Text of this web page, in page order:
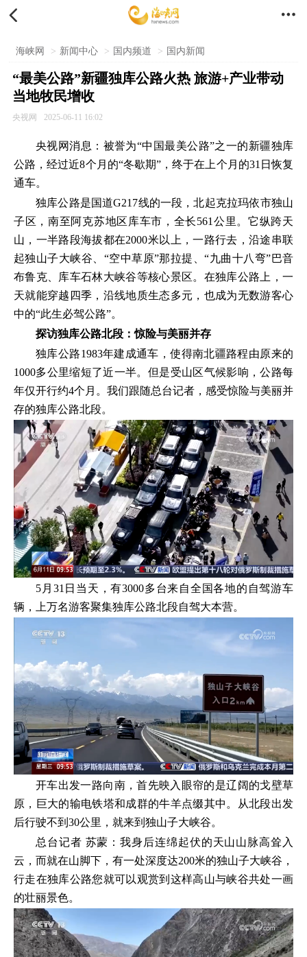
 
海峡网 > 新闻中心 > 国内频道 > 国内新闻
“最美公路”新疆独库公路火热 旅游+产业带动
当地牧民增收
央视网 2025-06-11 16:02
央视网消息：被誉为“中国最美公路”之一的新疆独库
公路，经过近8个月的“冬歇期”，终于在上个月的31日恢复
通车。
独库公路是国道G217线的一段，北起克拉玛依市独山
子区，南至阿克苏地区库车市，全长561公里。它纵跨天
山，一半路段海拔都在2000米以上，一路行去，沿途串联
起独山子大峡谷、“空中草原”那拉提、“九曲十八弯”巴音
布鲁克、库车石林大峡谷等核心景区。在独库公路上，一
天就能穿越四季，沿线地质生态多元，也成为无数游客心
中的“此生必驾公路”。
探访独库公路北段：惊险与美丽并存
独库公路1983年建成通车，使得南北疆路程由原来的
1000多公里缩短了近一半。但是受山区气候影响，公路每
年仅开行约4个月。我们跟随总台记者，感受惊险与美丽并
存的独库公路北段。
5月31日当天，有3000多台来自全国各地的自驾游车
辆，上万名游客聚集独库公路北段自驾大本营。
开车出发一路向南，首先映入眼帘的是辽阔的戈壁草
原，巨大的输电铁塔和成群的牛羊点缀其中。从北段出发
后行驶不到30公里，就来到独山子大峡谷。
总台记者 苏蒙：我身后连绵起伏的天山山脉高耸入
云，而就在山脚下，有一处深度达200米的独山子大峡谷，
行走在独库公路您就可以观赏到这样高山与峡谷共处一画
的壮丽景色。